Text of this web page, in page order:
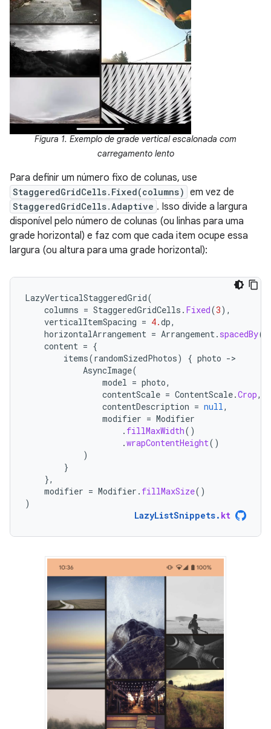
Figura 1. Exemplo de grade vertical escalonada com
carregamento lento
Para definir um número fixo de colunas, use
StaggeredGridCells.Fixed(columns) em vez de
StaggeredGridCells.Adaptive . Isso divide a largura
disponível pelo número de colunas (ou linhas para uma
grade horizontal) e faz com que cada item ocupe essa
largura (ou altura para uma grade horizontal):
LazyVerticalStaggeredGrid(
columns = StaggeredGridCells . Fixed(3),
verticalItemSpacing = 4.dp,
horizontalArrangement = Arrangement. spacedBy(
content = {
items(randomSizedPhotos) { photo -
AsyncImage(
model = photo,
contentScale = ContentScale.Crop,
contentDescription = null,
modifier = Modifier
. fillMaxWidth()
.wrapContentHeight()
)
}
},
modifier = Modifier . fillMaxSize()
)
LazyListSnippets. kt